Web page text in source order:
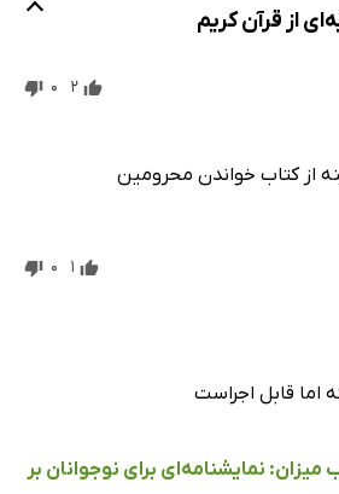
از قرآن کریم
2
0
از کتاب خواندن محرومین
1
0
قابل اجراست
میزان: نمایشنامه‌ای برای نوجوانان بر